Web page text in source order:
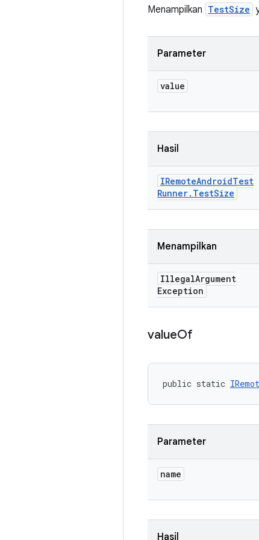
Menampilkan TestSize
Parameter
value
Hasil
IRemoteAndroidTest
Runner. TestSize
Menampilkan
IllegalArgument
Exception
valueOf
public static
Parameter
name
Hasil